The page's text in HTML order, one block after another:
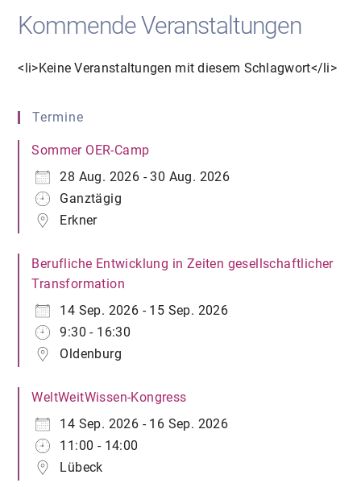
Kommende Veranstaltungen
<li>Keine Veranstaltungen mit diesem Schlagwort</li>
Termine
Sommer OER-Camp
28 Aug. 2026 - 30 Aug. 2026
Ganztägig
Erkner
Berufliche Entwicklung in Zeiten gesellschaftlicher
Transformation
14 Sep. 2026 - 15 Sep. 2026
9:30 - 16:30
Oldenburg
WeltWeitWissen-Kongress
14 Sep. 2026 - 16 Sep. 2026
11:00 - 14:00
Lübeck